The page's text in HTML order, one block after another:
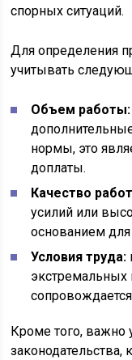
спорных ситуаций.
Для определения
учитывать
Объем работы:
нормы, это
доплаты.
Качество
усилий или
основанием
Условия труда:
экстремальных
Кроме того, важно
законодательства,